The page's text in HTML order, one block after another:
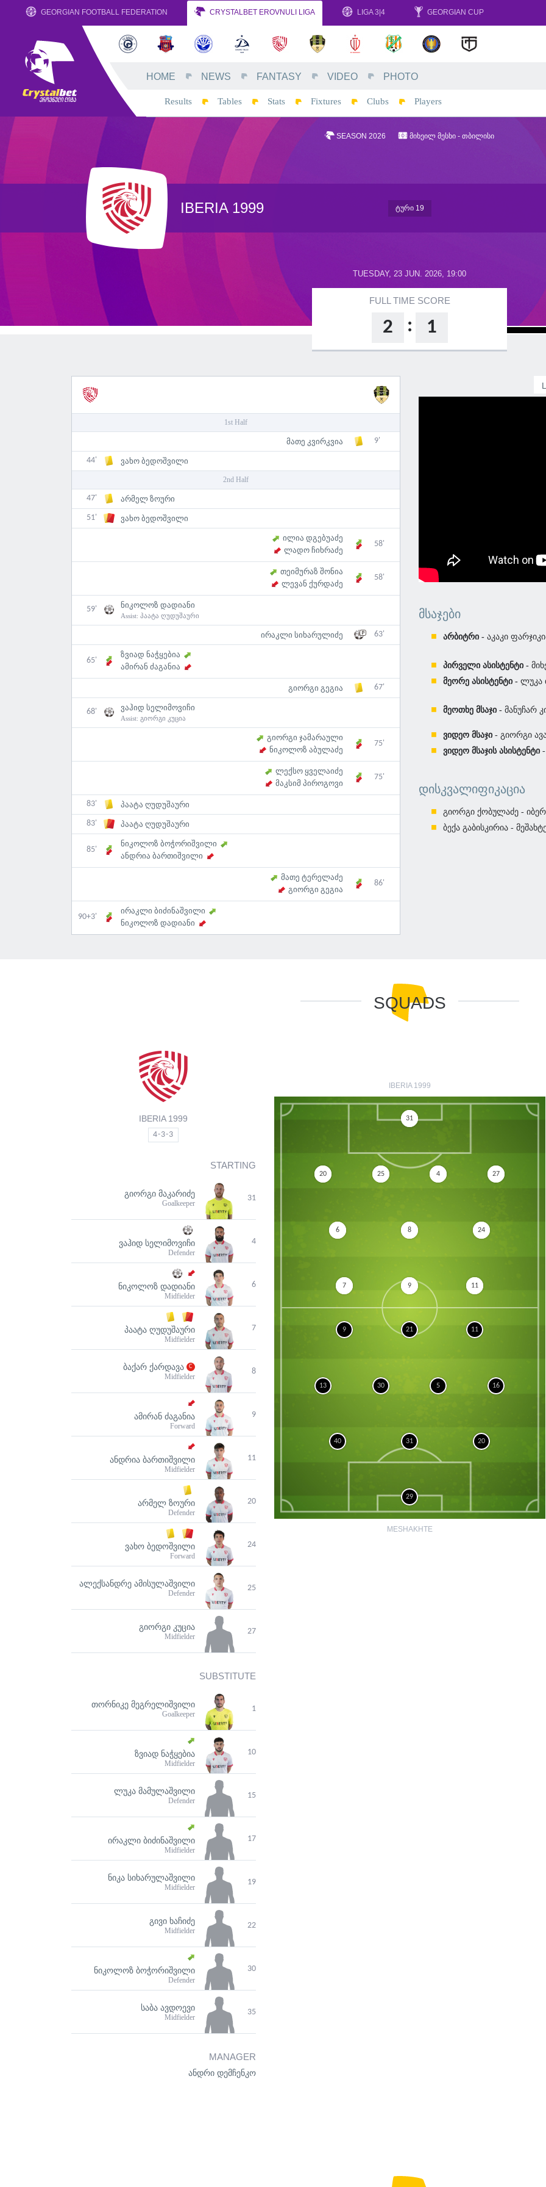
GEORGIAN FOOTBALL FEDERATION CRYSTALBET EROVNULI LIGA LIGA 3|4 GEORGIAN CUP
HOME NEWS FANTASY VIDEO PHOTO
Results Tables Stats Fixtures Clubs Players
SEASON 2026 ᲛᲘᲮᲔᲘᲚ ᲛᲔᲡᲮᲘ - ᲗᲑᲘᲚᲘᲡᲘ
IBERIA 1999 ᲢᲣᲠᲘ 19
TUESDAY, 23 JUN. 2026, 19:00
FULL TIME SCORE
2 : 1
1st Half
მათე კვირკვია 9'
44' ვახო ბედოშვილი
2nd Half
47' არმელ ზოური
51' ვახო ბედოშვილი
ილია დგებუაძე
ლადო ჩიხრაძე
58'
თეიმურაზ შონია
ლევან ქურდაძე
58'
59' ნიკოლოზ დადიანი
Assist: პაატა ღუდუშაური
ირაკლი სიხარულიძე 63'
65'
ზვიად ნაჭყებია
ამირან ძაგანია
გიორგი გეგია 67'
68' ვაჰიდ სელიმოვიჩი
Assist: გიორგი კუცია
გიორგი ჯამარაული
ნიკოლოზ აბულაძე
75'
ლექსო ყველაიძე
მაკსიმ პიროგოვი
75'
83' პაატა ღუდუშაური
83' პაატა ღუდუშაური
85'
ნიკოლოზ ბოჭორიშვილი
ანდრია ბართიშვილი
მათე ტერელაძე
გიორგი გეგია
86'
90+3'
ირაკლი ბიძინაშვილი
ნიკოლოზ დადიანი
ᲛᲡᲐᲯᲔᲑᲘ
არბიტრი - აკაკი
პირველი ასისტენტი -
მეორე ასისტენტი - ლუკა
მეოთხე მსაჯი - მანუჩარ
ვიდეო მსაჯი - გიორგი
ვიდეო მსაჯის ასისტენტი
ᲓᲘᲡᲙᲕᲐᲚᲘᲤᲘᲙᲐᲪᲘᲐ
გიორგი ქობულაძე -
ბექა გაბისკირია -
SQUADS
IBERIA 1999
4-3-3
STARTING
31
ᲒᲘᲝᲠᲒᲘ ᲛᲐᲙᲐᲠᲘᲫᲔ
Goalkeeper
4
ᲕᲐᲰᲘᲓ ᲡᲔᲚᲘᲛᲝᲕᲘᲩᲘ
Defender
6
ᲜᲘᲙᲝᲚᲝᲖ ᲓᲐᲓᲘᲐᲜᲘ
Midfielder
7
ᲞᲐᲐᲢᲐ ᲦᲣᲓᲣᲨᲐᲣᲠᲘ
Midfielder
8
ᲑᲐᲥᲐᲠ ᲥᲐᲠᲓᲐᲕᲐ
Midfielder
9
ᲐᲛᲘᲠᲐᲜ ᲫᲐᲒᲐᲜᲘᲐ
Forward
11
ᲐᲜᲓᲠᲘᲐ ᲑᲐᲠᲗᲘᲨᲕᲘᲚᲘ
Midfielder
20
ᲐᲠᲛᲔᲚ ᲖᲝᲣᲠᲘ
Defender
24
ᲕᲐᲮᲝ ᲑᲔᲓᲝᲨᲕᲘᲚᲘ
Forward
25
ᲐᲚᲔᲥᲡᲐᲜᲓᲠᲔ ᲐᲛᲘᲡᲣᲚᲐᲨᲕᲘᲚᲘ
Defender
27
ᲒᲘᲝᲠᲒᲘ ᲙᲣᲪᲘᲐ
Midfielder
SUBSTITUTE
1
ᲗᲝᲠᲜᲘᲙᲔ ᲛᲔᲒᲠᲔᲚᲘᲨᲕᲘᲚᲘ
Goalkeeper
10
ᲖᲕᲘᲐᲓ ᲜᲐᲭᲧᲔᲑᲘᲐ
Midfielder
15
ᲚᲣᲙᲐ ᲛᲐᲛᲣᲚᲐᲨᲕᲘᲚᲘ
Defender
17
ᲘᲠᲐᲙᲚᲘ ᲑᲘᲫᲘᲜᲐᲨᲕᲘᲚᲘ
Midfielder
19
ᲜᲘᲙᲐ ᲡᲘᲮᲐᲠᲣᲚᲐᲨᲕᲘᲚᲘ
Midfielder
22
ᲒᲘᲕᲘ ᲮᲐᲩᲘᲫᲔ
Midfielder
30
ᲜᲘᲙᲝᲚᲝᲖ ᲑᲝᲭᲝᲠᲘᲨᲕᲘᲚᲘ
Defender
35
ᲡᲐᲑᲐ ᲐᲕᲓᲝᲔᲕᲘ
Midfielder
MANAGER
ანდრი დემჩენკო
IBERIA 1999
31
20 25 4 27
6 8 24
7 9 11
29
20
31
40
16
5
30
13
11
21
9
MESHAKHTE